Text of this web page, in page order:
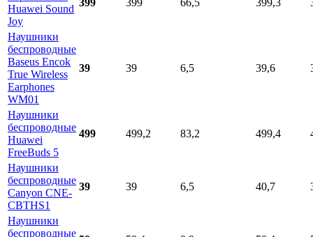
Huawei Sound
Joy
Наушники
беспроводные
Baseus Encok
True Wireless
Earphones
WM01
39 39 6,5 39,6
Наушники
беспроводные
Huawei
FreeBuds 5
499 499,2 83,2 499,4
Наушники
беспроводные
Canyon CNE-
CBTHS1
39 39 6,5 40,7
Наушники
беспроводные